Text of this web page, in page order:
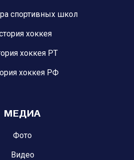
спортивных школ
хоккея
хоккея РТ
хоккея РФ
МЕДИА
Фото
Видео